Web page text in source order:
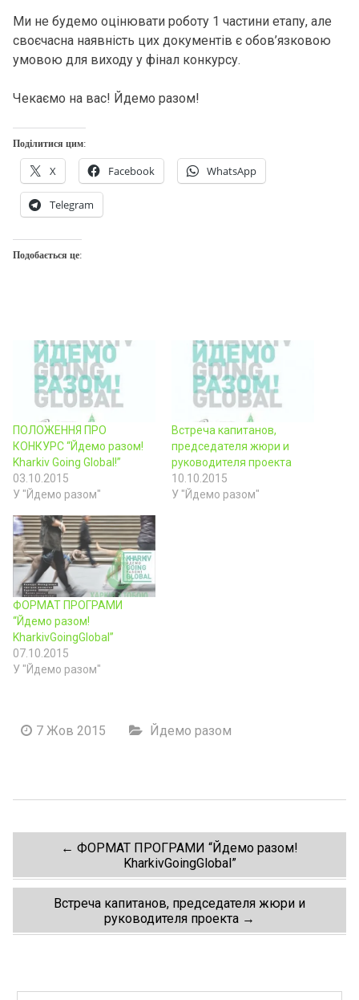
Ми не будемо оцінювати роботу 1 частини етапу, але
своєчасна наявність цих документів є обов’язковою
умовою для виходу у фінал конкурсу.
Чекаємо на вас! Йдемо разом!
Поділитися цим:
X Facebook WhatsApp
Telegram
Подобається це:
ПОЛОЖЕННЯ ПРО
КОНКУРС “Йдемо разом!
Kharkiv Going Global!”
03.10.2015
У "Йдемо разом"
Встреча капитанов,
председателя жюри и
руководителя проекта
10.10.2015
У "Йдемо разом"
ФОРМАТ ПРОГРАМИ
“Йдемо разом!
KharkivGoingGlobal”
07.10.2015
У "Йдемо разом"
7 Жов 2015 Йдемо разом
navigation
← ФОРМАТ ПРОГРАМИ “Йдемо разом!
KharkivGoingGlobal”
Встреча капитанов, председателя жюри и
руководителя проекта →